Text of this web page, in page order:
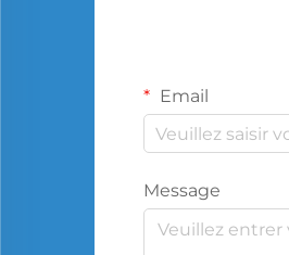
Email
Message